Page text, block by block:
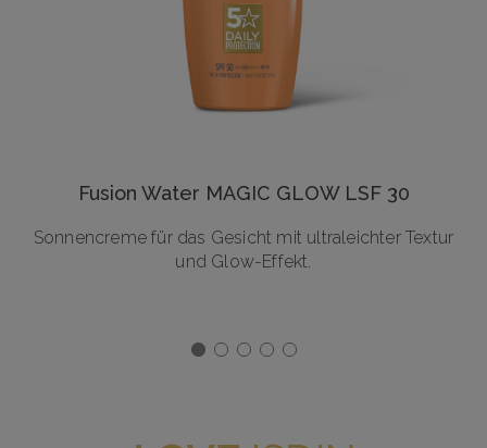
Fusion Water MAGIC GLOW LSF 30
Sonnencreme für das Gesicht mit ultraleichter Textur
und Glow-Effekt.